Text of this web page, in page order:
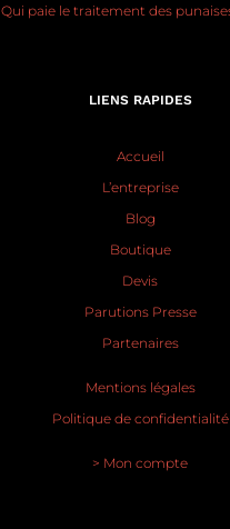
Qui paie le traitement des
LIENS RAPIDES
Accueil
L’entreprise
Blog
Boutique
Devis
Parutions Presse
Partenaires
Mentions légales
Politique de confidentialité
> Mon compte